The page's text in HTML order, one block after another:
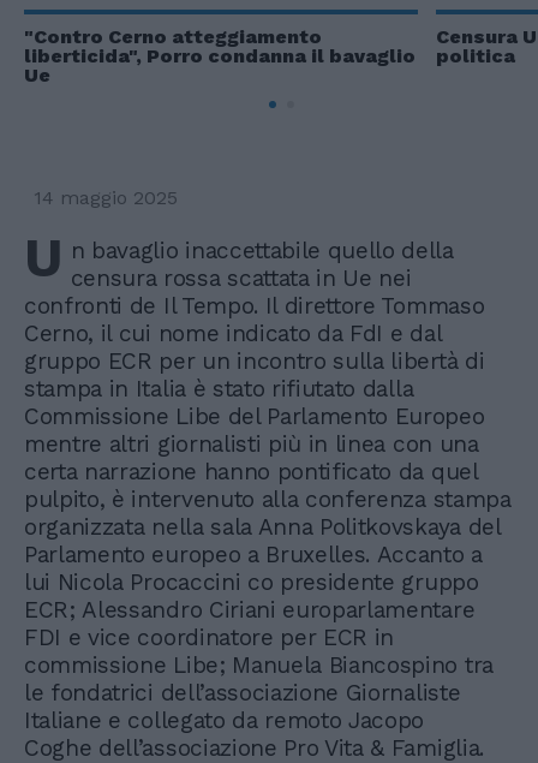
"Contro Cerno atteggiamento
liberticida", Porro condanna il bavaglio
Ue
Censura
politica
14 maggio 2025
U n bavaglio inaccettabile quello della
censura rossa scattata in Ue nei
confronti de Il Tempo. Il direttore Tommaso
Cerno, il cui nome indicato da FdI e dal
gruppo ECR per un incontro sulla libertà di
stampa in Italia è stato rifiutato dalla
Commissione Libe del Parlamento Europeo
mentre altri giornalisti più in linea con una
certa narrazione hanno pontificato da quel
pulpito, è intervenuto alla conferenza stampa
organizzata nella sala Anna Politkovskaya del
Parlamento europeo a Bruxelles. Accanto a
lui Nicola Procaccini co presidente gruppo
ECR; Alessandro Ciriani europarlamentare
FDI e vice coordinatore per ECR in
commissione Libe; Manuela Biancospino tra
le fondatrici dell’associazione Giornaliste
Italiane e collegato da remoto Jacopo
Coghe dell’associazione Pro Vita & Famiglia.